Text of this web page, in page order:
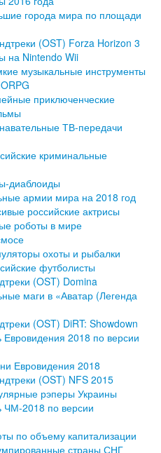
города мира по площади
(OST) Forza Horizon 3
на Nintendo Wii
музыкальные инструменты
приключенческие
ТВ-передачи
криминальные
диаблоиды
армии мира на 2018 год
российские актрисы
роботы в мире
охоты и рыбалки
футболисты
(OST) Domina
маги в «Аватар (Легенда
(OST) DiRT: Showdown
2018 по версии
Евровидения 2018
(OST) NFS 2015
рэперы Украины
ЧМ-2018 по версии
по объему капитализации
страны СНГ